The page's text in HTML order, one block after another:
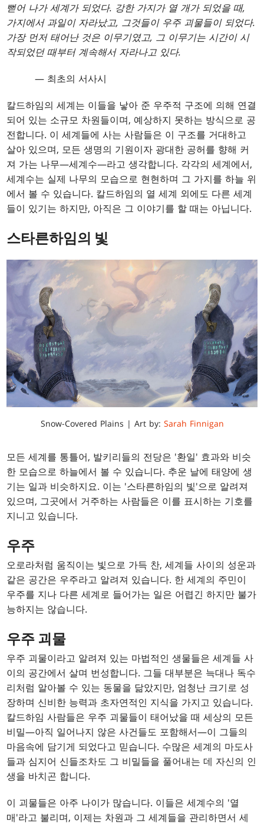
뻗어 나가 세계가 되었다. 강한 가지가 열 개가 되었을 때,
가지에서 과일이 자라났고, 그것들이 우주 괴물들이 되었다.
가장 먼저 태어난 것은 이무기였고, 그 이무기는 시간이 시
작되었던 때부터 계속해서 자라나고 있다.
— 최초의 서사시
칼드하임의 세계는 이들을 낳아 준 우주적 구조에 의해 연결
되어 있는 소규모 차원들이며, 예상하지 못하는 방식으로 공
전합니다. 이 세계들에 사는 사람들은 이 구조를 거대하고
살아 있으며, 모든 생명의 기원이자 광대한 공허를 향해 커
져 가는 나무—세계수—라고 생각합니다. 각각의 세계에서,
세계수는 실제 나무의 모습으로 현현하며 그 가지를 하늘 위
에서 볼 수 있습니다. 칼드하임의 열 세계 외에도 다른 세계
들이 있기는 하지만, 아직은 그 이야기를 할 때는 아닙니다.
스타른하임의 빛
Snow-Covered Plains | Art by: Sarah Finnigan
모든 세계를 통틀어, 발키리들의 전당은 '환일' 효과와 비슷
한 모습으로 하늘에서 볼 수 있습니다. 추운 날에 태양에 생
기는 일과 비슷하지요. 이는 '스타른하임의 빛'으로 알려져
있으며, 그곳에서 거주하는 사람들은 이를 표시하는 기호를
지니고 있습니다.
우주
오로라처럼 움직이는 빛으로 가득 찬, 세계들 사이의 성운과
같은 공간은 우주라고 알려져 있습니다. 한 세계의 주민이
우주를 지나 다른 세계로 들어가는 일은 어렵긴 하지만 불가
능하지는 않습니다.
우주 괴물
우주 괴물이라고 알려져 있는 마법적인 생물들은 세계들 사
이의 공간에서 살며 번성합니다. 그들 대부분은 늑대나 독수
리처럼 알아볼 수 있는 동물을 닮았지만, 엄청난 크기로 성
장하며 신비한 능력과 초자연적인 지식을 가지고 있습니다.
칼드하임 사람들은 우주 괴물들이 태어났을 때 세상의 모든
비밀—아직 일어나지 않은 사건들도 포함해서—이 그들의
마음속에 담기게 되었다고 믿습니다. 수많은 세계의 마도사
들과 심지어 신들조차도 그 비밀들을 풀어내는 데 자신의 인
생을 바치곤 합니다.
이 괴물들은 아주 나이가 많습니다. 이들은 세계수의 '열
매'라고 불리며, 이제는 차원과 그 세계들을 관리하면서 세